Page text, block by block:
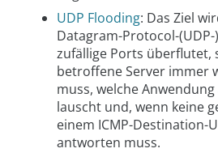
UDP Flooding: Das Ziel
Datagram-Protocol-(UDP-
zufällige Ports überflutet,
betroffene Server immer
muss, welche
lauscht und, wenn keine
einem ICMP-Destination-
antworten muss.